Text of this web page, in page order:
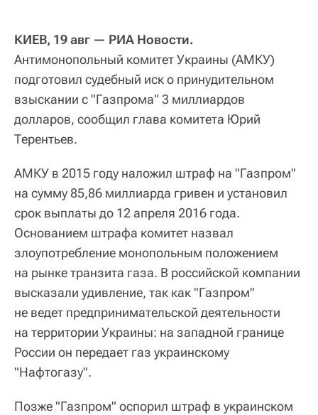
КИЕВ, 19 авг — РИА Новости.
Антимонопольный комитет Украины (АМКУ)
подготовил судебный иск о принудительном
взыскании с "Газпрома" 3 миллиардов
долларов, сообщил глава комитета Юрий
Терентьев.
АМКУ в 2015 году наложил штраф на "Газпром"
на сумму 85,86 миллиарда гривен и установил
срок выплаты до 12 апреля 2016 года.
Основанием штрафа комитет назвал
злоупотребление монопольным положением
на рынке транзита газа. В российской компании
высказали удивление, так как "Газпром"
не ведет предпринимательской деятельности
на территории Украины: на западной границе
России он передает газ украинскому
"Нафтогазу".
Позже "Газпром" оспорил штраф в украинском